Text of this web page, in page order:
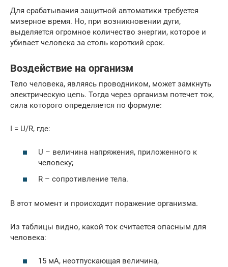
Для срабатывания защитной автоматики требуется
мизерное время. Но, при возникновении дуги,
выделяется огромное количество энергии, которое и
убивает человека за столь короткий срок.
Воздействие на организм
Тело человека, являясь проводником, может замкнуть
электрическую цепь. Тогда через организм потечет ток,
сила которого определяется по формуле:
I = U/R, где:
U – величина напряжения, приложенного к
человеку;
R – сопротивление тела.
В этот момент и происходит поражение организма.
Из таблицы видно, какой ток считается опасным для
человека:
15 мА, неотпускающая величина,